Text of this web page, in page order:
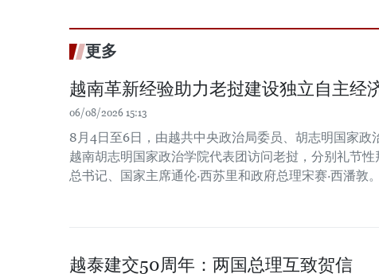
更多
越南革新经验助力老挝建设独立自主经
06/08/2026 15:13
8月4日至6日，由越共中央政治局委员、胡志明国家政
越南胡志明国家政治学院代表团访问老挝，分别礼节
总书记、国家主席通伦·西苏里和政府总理宋赛·西潘敦。
越泰建交50周年：两国总理互致贺信